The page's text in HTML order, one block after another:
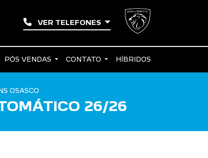
VER TELEFONES
PÓS VENDAS CONTATO HÍBRIDOS
OSASCO
26/26